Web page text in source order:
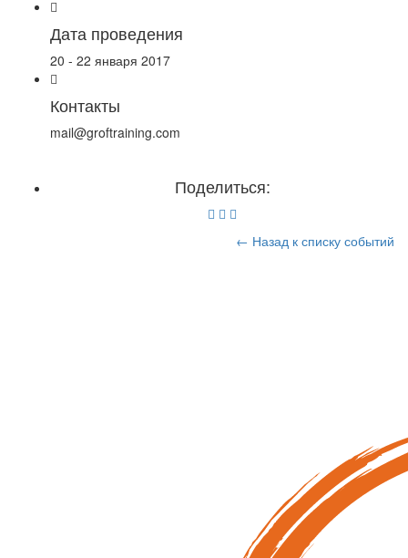
Дата проведения
20 - 22 января 2017
Контакты
mail@groftraining.com
Поделиться:
← Назад к списку событий